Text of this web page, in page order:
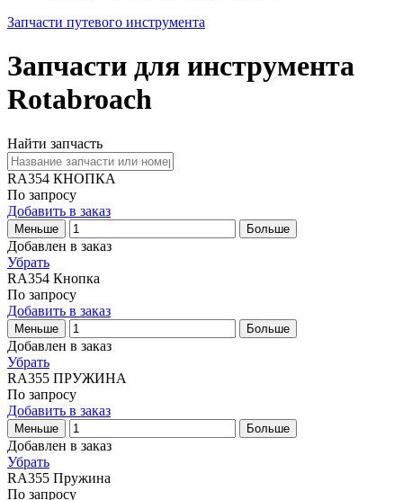
Запчасти путевого инструмента
Запчасти для инструмента
Rotabroach
Найти запчасть
RA354 КНОПКА
По запросу
Добавить в заказ
Меньше Больше
Добавлен в заказ
Убрать
RA354 Кнопка
По запросу
Добавить в заказ
Меньше Больше
Добавлен в заказ
Убрать
RA355 ПРУЖИНА
По запросу
Добавить в заказ
Меньше Больше
Добавлен в заказ
Убрать
RA355 Пружина
По запросу